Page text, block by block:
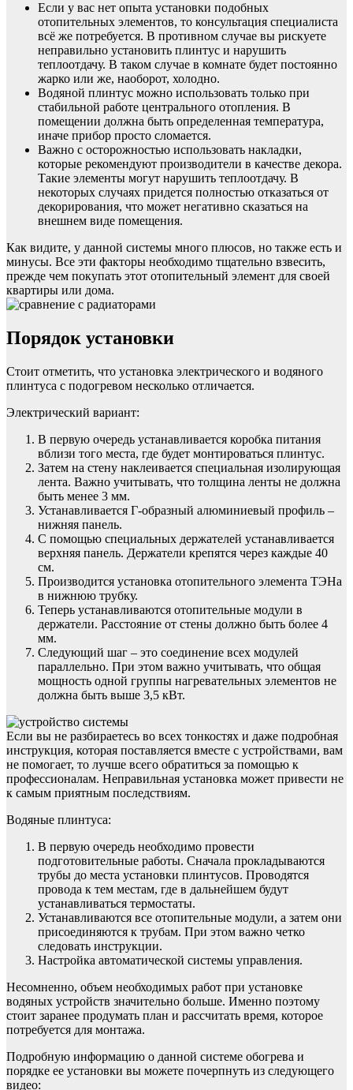
Если у вас нет опыта установки подобных
отопительных элементов, то консультация специалиста
всё же потребуется. В противном случае вы рискуете
неправильно установить плинтус и нарушить
теплоотдачу. В таком случае в комнате будет постоянно
жарко или же, наоборот, холодно.
Водяной плинтус можно использовать только при
стабильной работе центрального отопления. В
помещении должна быть определенная температура,
иначе прибор просто сломается.
Важно с осторожностью использовать накладки,
которые рекомендуют производители в качестве декора.
Такие элементы могут нарушить теплоотдачу. В
некоторых случаях придется полностью отказаться от
декорирования, что может негативно сказаться на
внешнем виде помещения.
Как видите, у данной системы много плюсов, но также есть и
минусы. Все эти факторы необходимо тщательно взвесить,
прежде чем покупать этот отопительный элемент для своей
квартиры или дома.
Порядок установки
Стоит отметить, что установка электрического и водяного
плинтуса с подогревом несколько отличается.
Электрический вариант:
В первую очередь устанавливается коробка питания
вблизи того места, где будет монтироваться плинтус.
Затем на стену наклеивается специальная изолирующая
лента. Важно учитывать, что толщина ленты не должна
быть менее 3 мм.
Устанавливается Г-образный алюминиевый профиль –
нижняя панель.
С помощью специальных держателей устанавливается
верхняя панель. Держатели крепятся через каждые 40
см.
Производится установка отопительного элемента ТЭНа
в нижнюю трубку.
Теперь устанавливаются отопительные модули в
держатели. Расстояние от стены должно быть более 4
мм.
Следующий шаг – это соединение всех модулей
параллельно. При этом важно учитывать, что общая
мощность одной группы нагревательных элементов не
должна быть выше 3,5 кВт.
Если вы не разбираетесь во всех тонкостях и даже подробная
инструкция, которая поставляется вместе с устройствами, вам
не помогает, то лучше всего обратиться за помощью к
профессионалам. Неправильная установка может привести не
к самым приятным последствиям.
Водяные плинтуса:
В первую очередь необходимо провести
подготовительные работы. Сначала прокладываются
трубы до места установки плинтусов. Проводятся
провода к тем местам, где в дальнейшем будут
устанавливаться термостаты.
Устанавливаются все отопительные модули, а затем они
присоединяются к трубам. При этом важно четко
следовать инструкции.
Настройка автоматической системы управления.
Несомненно, объем необходимых работ при установке
водяных устройств значительно больше. Именно поэтому
стоит заранее продумать план и рассчитать время, которое
потребуется для монтажа.
Подробную информацию о данной системе обогрева и
порядке ее установки вы можете почерпнуть из следующего
видео: